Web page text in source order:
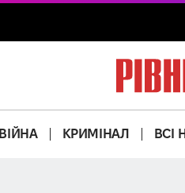
ВІЙНА КРИМІНАЛ ВСІ